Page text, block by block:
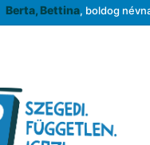
Berta, Bettina, boldog